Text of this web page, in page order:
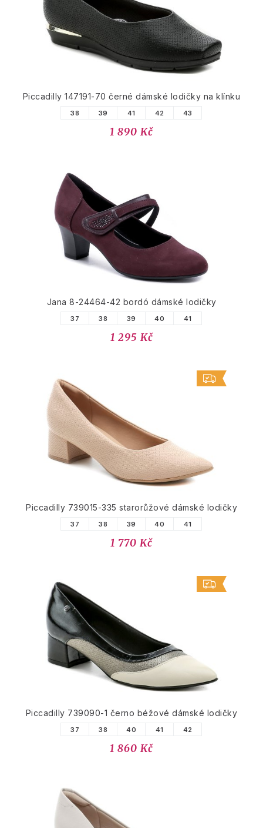
Piccadilly 147191-70 černé dámské lodičky na klínku
38 39 41 42 43
1 890 Kč
Jana 8-24464-42 bordó dámské lodičky
37 38 39 40 41
1 295 Kč
Piccadilly 739015-335 starorůžové dámské lodičky
37 38 39 40 41
1 770 Kč
Piccadilly 739090-1 černo béžové dámské lodičky
37 38 40 41 42
1 860 Kč